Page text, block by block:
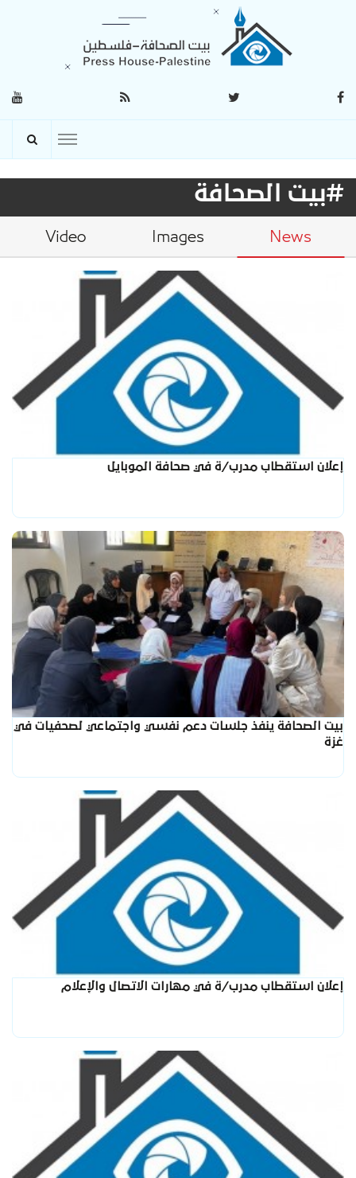
#بيت الصحافة
News
Images
Video
إعلان استقطاب مدرب/ة في صحافة الموبايل
بيت الصحافة ينفذ جلسات دعم نفسي واجتماعي لصحفيات في
غزة
إعلان استقطاب مدرب/ة في مهارات الاتصال والإعلام